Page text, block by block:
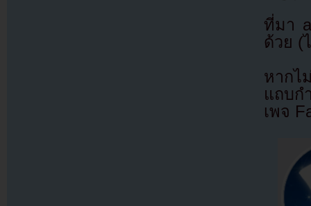
ที่มา
ด้วย (
หากไ
แถบก
เพจ